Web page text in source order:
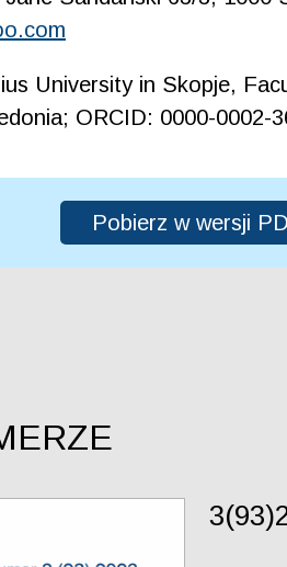
University in Skopje,
ORCID: 0000-0002-
Pobierz w wersji